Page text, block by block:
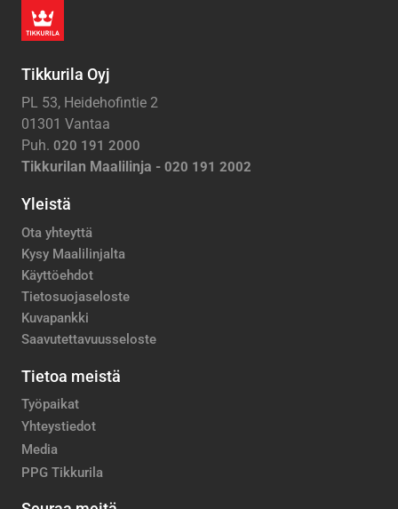
Tikkurila Oyj
PL 53, Heidehofintie 2
01301 Vantaa
Puh. 020 191 2000
Tikkurilan Maalilinja - 020 191 2002
Yleistä
Ota yhteyttä
Kysy Maalilinjalta
Käyttöehdot
Tietosuojaseloste
Kuvapankki
Saavutettavuusseloste
Tietoa meistä
Työpaikat
Yhteystiedot
Media
PPG Tikkurila